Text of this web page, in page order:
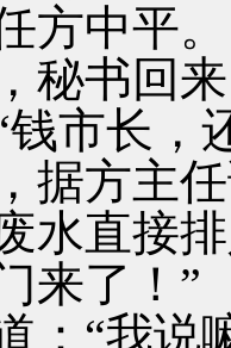
方中平。
秘书回
市长，
据方主
水直接
来了！”
：“我说